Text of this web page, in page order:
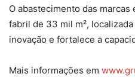
O abastecimento das
fabril de 33 mil m²,
inovação e fortalece a
Mais informações em